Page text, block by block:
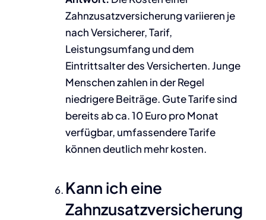
Zahnzusatzversicherung variieren je
nach Versicherer, Tarif,
Leistungsumfang und dem
Eintrittsalter des Versicherten. Junge
Menschen zahlen in der Regel
niedrigere Beiträge. Gute Tarife sind
bereits ab ca. 10 Euro pro Monat
verfügbar, umfassendere Tarife
können deutlich mehr kosten.
Kann ich eine
Zahnzusatzversicherung